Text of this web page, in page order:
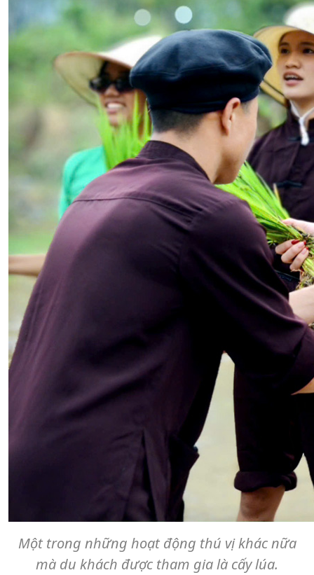
Một trong những hoạt động thú vị khác nữa
mà du khách được tham gia là cấy lúa.